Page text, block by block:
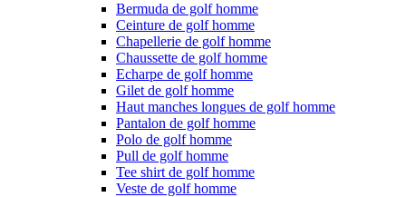
Bermuda de golf homme
Ceinture de golf homme
Chapellerie de golf homme
Chaussette de golf homme
Echarpe de golf homme
Gilet de golf homme
Haut manches longues de golf homme
Pantalon de golf homme
Polo de golf homme
Pull de golf homme
Tee shirt de golf homme
Veste de golf homme